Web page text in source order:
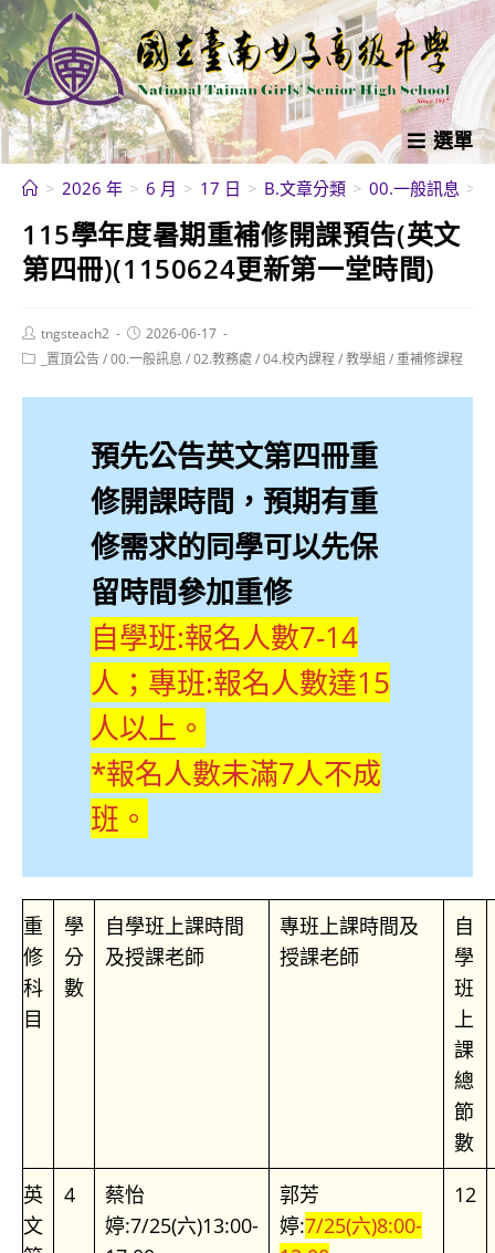
跳
轉
至
主
要
內
選單
> 2026 年 > 6 月 > 17 日 > B.文章分類 > 00.一般訊息 >
115學年度暑期重補修開課預告(英文
第四冊)(1150624更新第一堂時間)
Post
author:
tngsteach2
Post
published:
2026-06-17
Post _置頂公告/00.一般訊息 /02.教務處 /04.校內課程 /教學組 /重補修課程
預先公告英文第四冊重
修開課時間，預期有重
修需求的同學可以先保
留時間參加重修
自學班:報名人數7-14
人；專班:報名人數達15
人以上。
*報名人數未滿7人不成
班。
重
修
科
目
學
分
數
自學班上課時間
及授課老師
專班上課時間及
授課老師
自
學
班
上
課
總
節
數
英
文
4
蔡怡
婷:7/25(六)13:00-
郭芳
婷:7/25(六)8:00-
12